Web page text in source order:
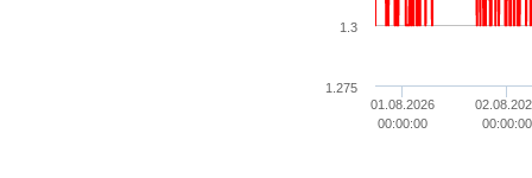
01.08.2026
00:00:00
00:00:00
1.275
1.3